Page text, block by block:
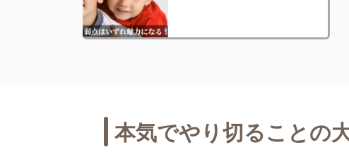
本気でやり切ることの